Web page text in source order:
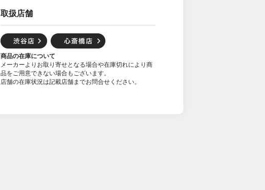
取扱店舗
商品の在庫について
メーカーよりお取り寄せとなる場合や在庫切れにより商
品をご用意できない場合もございます。
店舗の在庫状況は記載店舗までお問合せください。